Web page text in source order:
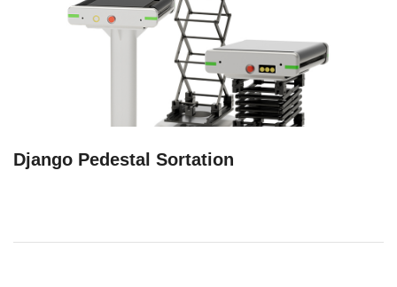
Django Pedestal Sortation